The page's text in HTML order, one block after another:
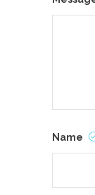
Name